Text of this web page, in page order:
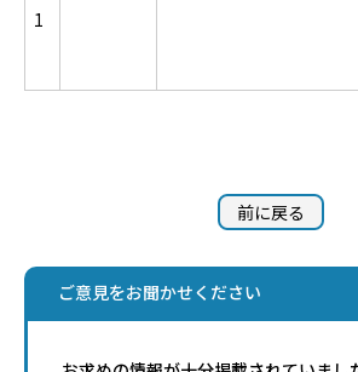
1
前に戻る
ご意見をお聞かせください